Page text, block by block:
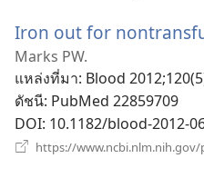
Iron out for
Marks PW.
แหล่งที่มา‎: Blood
ดัชนี‎: PubMed 22859709
DOI‎: 10.1182/blood-2012-
https://www.ncbi.nlm.nih.gov/